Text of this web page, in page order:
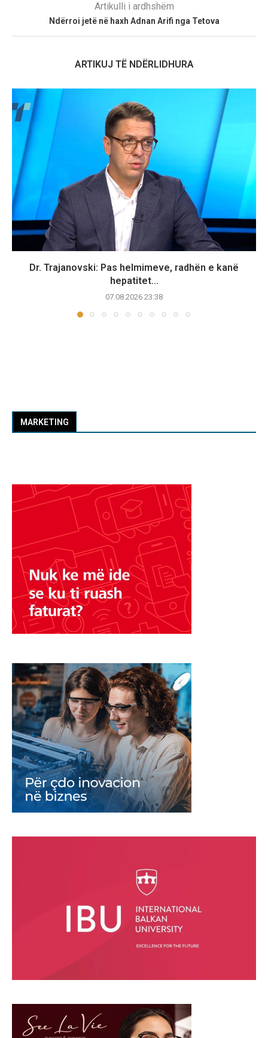
Artikulli i ardhshëm
Ndërroi jetë në haxh Adnan Arifi nga Tetova
ARTIKUJ TË NDËRLIDHURA
Dr. Trajanovski: Pas helmimeve, radhën e kanë
hepatitet...
07.08.2026 23:38
MARKETING